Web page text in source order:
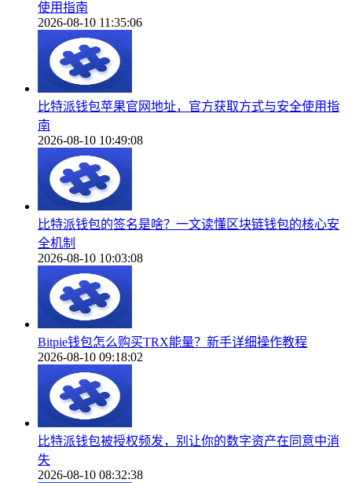
使用指南
2026-08-10 11:35:06
比特派钱包苹果官网地址，官方获取方式与安全使用指
南
2026-08-10 10:49:08
比特派钱包的签名是啥？一文读懂区块链钱包的核心安
全机制
2026-08-10 10:03:08
Bitpie钱包怎么购买TRX能量？新手详细操作教程
2026-08-10 09:18:02
比特派钱包被授权频发，别让你的数字资产在同意中消
失
2026-08-10 08:32:38